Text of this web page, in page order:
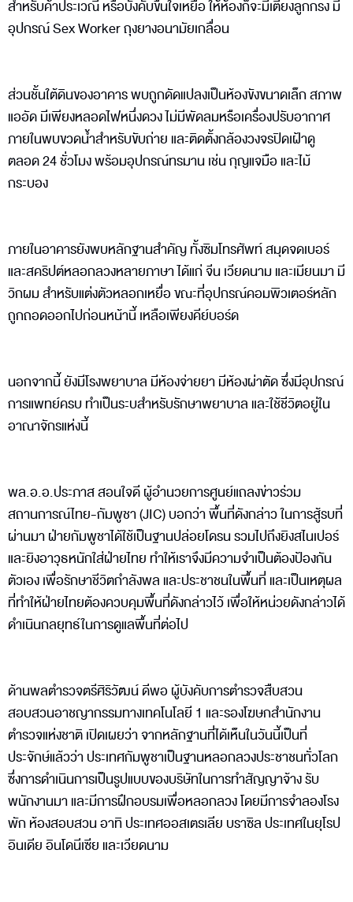
สำหรับค้าประเวณี หรือบังคับขืนใจเหยื่อ ให้ห้องก็จะมีเตียงลูกกรง มี
อุปกรณ์ Sex Worker ถุงยางอนามัยเกลื่อน
ส่วนชั้นใต้ดินของอาคาร พบถูกดัดแปลงเป็นห้องขังขนาดเล็ก สภาพ
แออัด มีเพียงหลอดไฟหนึ่งดวง ไม่มีพัดลมหรือเครื่องปรับอากาศ
ภายในพบขวดน้ำสำหรับขับถ่าย และติดตั้งกล้องวงจรปิดเฝ้าดู
ตลอด 24 ชั่วโมง พร้อมอุปกรณ์ทรมาน เช่น กุญแจมือ และไม้
กระบอง
ภายในอาคารยังพบหลักฐานสำคัญ ทั้งซิมโทรศัพท์ สมุดจดเบอร์
และสคริปต์หลอกลวงหลายภาษา ได้แก่ จีน เวียดนาม และเมียนมา มี
วิกผม สำหรับแต่งตัวหลอกเหยื่อ ขณะที่อุปกรณ์คอมพิวเตอร์หลัก
ถูกถอดออกไปก่อนหน้านี้ เหลือเพียงคีย์บอร์ด
นอกจากนี้ ยังมีโรงพยาบาล มีห้องจ่ายยา มีห้องผ่าตัด ซึ่งมีอุปกรณ์
การแพทย์ครบ ทำเป็นระบสำหรับรักษาพยาบาล และใช้ชีวิตอยู่ใน
อาณาจักรแห่งนี้
พล.อ.อ.ประภาส สอนใจดี ผู้อำนวยการศูนย์แถลงข่าวร่วม
สถานการณ์ไทย-กัมพูชา (JIC) บอกว่า พื้นที่ดังกล่าว ในการสู้รบที่
ผ่านมา ฝ่ายกัมพูชาได้ใช้เป็นฐานปล่อยโดรน รวมไปถึงยิงสไนเปอร์
และยิงอาวุธหนักใส่ฝ่ายไทย ทำให้เราจึงมีความจำเป็นต้องป้องกัน
ตัวเอง เพื่อรักษาชีวิตกำลังพล และประชาชนในพื้นที่ และเป็นเหตุผล
ที่ทำให้ฝ่ายไทยต้องควบคุมพื้นที่ดังกล่าวไว้ เพื่อให้หน่วยดังกล่าวได้
ดำเนินกลยุทธ์ในการดูแลพื้นที่ต่อไป
ด้านพลตำรวจตรีศิริวัฒน์ ดีพอ ผู้บังคับการตำรวจสืบสวน
สอบสวนอาชญากรรมทางเทคโนโลยี 1 และรองโฆษกสำนักงาน
ตำรวจแห่งชาติ เปิดเผยว่า จากหลักฐานที่ได้เห็นในวันนี้เป็นที่
ประจักษ์แล้วว่า ประเทศกัมพูชาเป็นฐานหลอกลวงประชาชนทั่วโลก
ซึ่งการดำเนินการเป็นรูปแบบของบริษัทในการทำสัญญาจ้าง รับ
พนักงานมา และมีการฝึกอบรมเพื่อหลอกลวง โดยมีการจำลองโรง
พัก ห้องสอบสวน อาทิ ประเทศออสเตรเลีย บราซิล ประเทศในยุโรป
อินเดีย อินโดนีเซีย และเวียดนาม